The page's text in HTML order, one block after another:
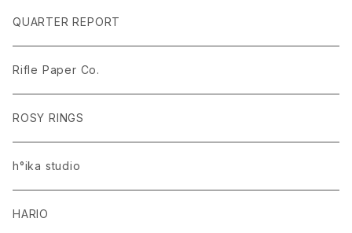
ラグ・マット
ドレープカーテン
PEANUTS ピーナッツ EDITION.1
ラグ・マット
SaanaJaOlli サーナヤオッリ EDITION.1
ラグ・マット
Disney HOME SERIES EDITION.8
ラグ・マット
名入れあり
名入れなし
CLASSIC POOH（クラシック プー）
QUARTER REPORT
Rifle Paper Co.
ROSY RINGS
h°ika studio
HARIO